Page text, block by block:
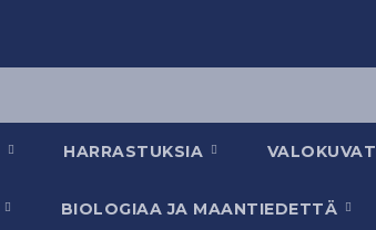
HARRASTUKSIA VALOKUVAT
BIOLOGIAA JA MAANTIEDETTÄ